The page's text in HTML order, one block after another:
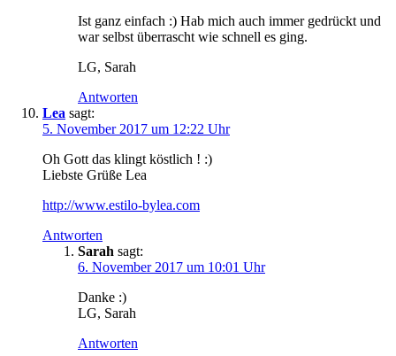
Ist ganz einfach :) Hab mich auch immer gedrückt und
war selbst überrascht wie schnell es ging.
LG, Sarah
Antworten
Lea sagt:
5. November 2017 um 12:22 Uhr
Oh Gott das klingt köstlich ! :)
Liebste Grüße Lea
http://www.estilo-bylea.com
Antworten
Sarah sagt:
6. November 2017 um 10:01 Uhr
Danke :)
LG, Sarah
Antworten